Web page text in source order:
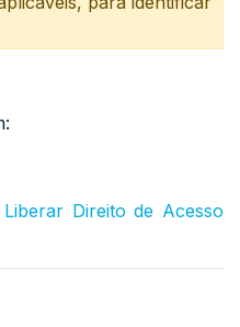
Liberar Direito de Acesso